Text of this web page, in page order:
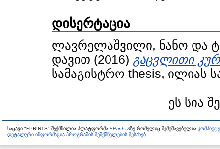
დისერტაცია
ლავრელაშვილი, ნანო და
დავით (2016) გაცვლითი
სამაგისტრო thesis, ილიას
ეს სია
საცავი "EPRINTS" შექმნილია პლატფორმა EPrints 3ზე რომელიც შემუშავებულია
დეტალური ინფორმაცია პროგრამის შემქმნელების შესახებ